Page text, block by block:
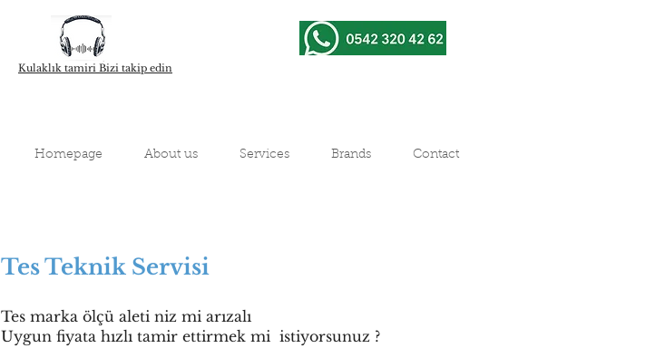
Kulaklık tamiri Bizi takip edin
Homepage About us Services Brands Contact
Tes Teknik Servisi
Tes marka ölçü aleti niz mi arızalı
Uygun fiyata hızlı tamir ettirmek mi istiyorsunuz ?